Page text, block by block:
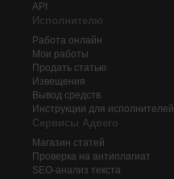
API
Исполнителю
Работа онлайн
Мои работы
Продать статью
Извещения
Вывод средств
Инструкции для исполнителей
Сервисы Адвего
Магазин статей
Проверка на антиплагиат
SEO-анализ текста